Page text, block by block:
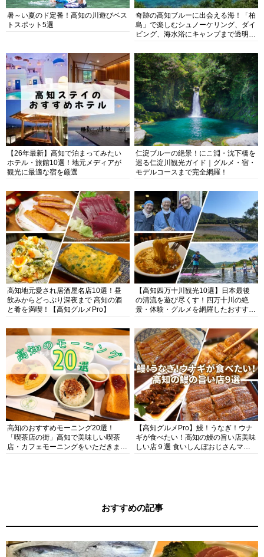
暑～い夏のド定番！高知の川遊びベス
トスポット5選
奇跡の高知ブルーに出会える海！「柏
島」で楽しむシュノーケリング、ダイ
ビング、海水浴にキャンプまで透明度
【26年最新】高知で泊まってみたい
ホテル・旅館10選！地元メディアが
観光に最適な宿を厳選
仁淀ブルーの絶景！にこ淵・沈下橋を
巡る仁淀川観光ガイド｜グルメ・宿・
モデルコースまで完全網羅！
高知地元愛され居酒屋名店10選！昼
飲みからどっぷり深夜まで 高知の酒
と肴を満喫！【高知グルメPro】
【高知四万十川観光10選】日本最後
の清流を遊び尽くす！四万十川の絶
景・体験・グルメを網羅したおすすめ
高知のおすすめモーニング20選！
「喫茶店の街」高知で美味しい喫茶
店・カフェモーニングをいただきま
【高知グルメPro】鰻！うなぎ！ウナ
ギが食べたい！高知の鰻の旨い店美味
しい店９選 食いしんぼおじさんマッ
おすすめの記事